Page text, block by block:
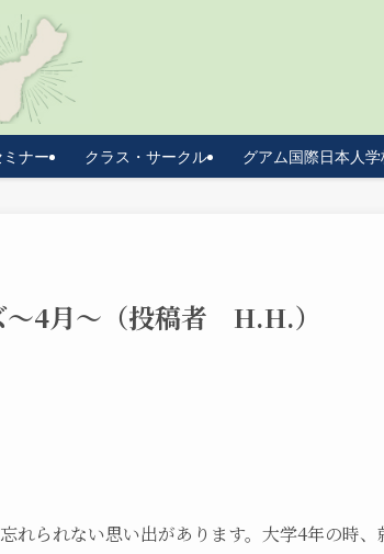
ナー クラス・サークル グアム国際日本人学
～4月～（投稿者 H.H.）
れられない思い出があります。大学4年の時